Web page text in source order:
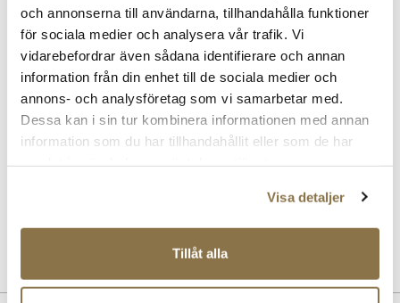
och annonserna till användarna, tillhandahålla funktioner
för sociala medier och analysera vår trafik. Vi
vidarebefordrar även sådana identifierare och annan
information från din enhet till de sociala medier och
annons- och analysföretag som vi samarbetar med.
Dessa kan i sin tur kombinera informationen med annan
information som du har tillhandahållit eller som de har
Visa detaljer
Tillåt alla
SOLITAIRE
Magic Protector impregneringsspray
Pris
169 kr
SOLITAIRE
Sneaker Magic rengöringsset
Pris
229 kr